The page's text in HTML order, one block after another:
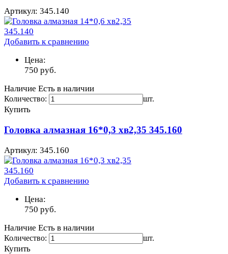
Артикул: 345.140
Добавить к сравнению
Цена:
750 руб.
Наличие Есть в наличии
Количество: шт.
Купить
Головка алмазная 16*0,3 хв2,35 345.160
Артикул: 345.160
Добавить к сравнению
Цена:
750 руб.
Наличие Есть в наличии
Количество: шт.
Купить